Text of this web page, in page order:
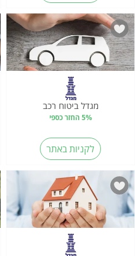
מגדל ביטוח רכב
5% החזר כספי
לקניות באתר